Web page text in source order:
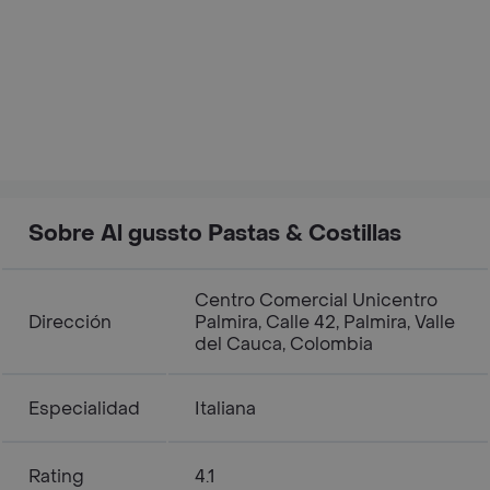
Sobre Al gussto Pastas & Costillas
Dirección
Centro Comercial Unicentro
Palmira, Calle 42, Palmira, Valle
del Cauca, Colombia
Especialidad Italiana
Rating 4.1